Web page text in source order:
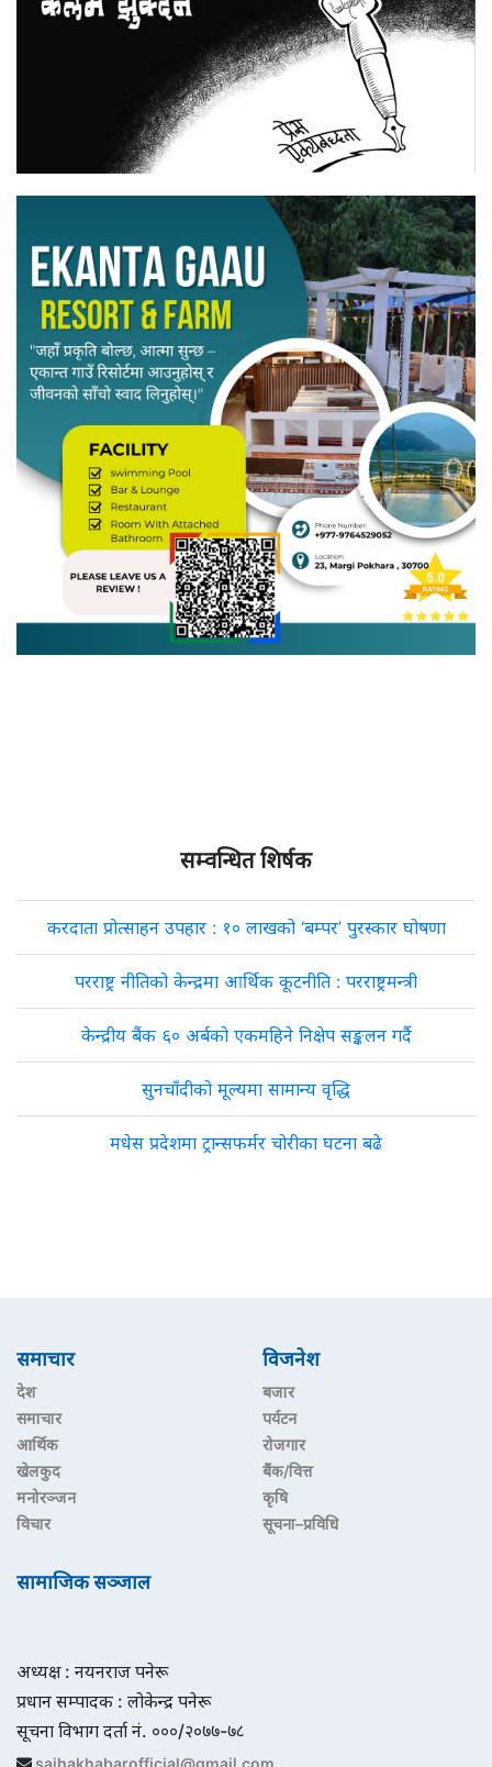
सम्वन्धित शिर्षक
करदाता प्रोत्साहन उपहार : १० लाखको ‘बम्पर’ पुरस्कार घोषणा
परराष्ट्र नीतिको केन्द्रमा आर्थिक कूटनीति : परराष्ट्रमन्त्री
केन्द्रीय बैंक ६० अर्बको एकमहिने निक्षेप सङ्कलन गर्दै
सुनचाँदीको मूल्यमा सामान्य वृद्धि
मधेस प्रदेशमा ट्रान्सफर्मर चोरीका घटना बढे
समाचार
देश
समाचार
आर्थिक
खेलकुद
मनोरञ्जन
विचार
विजनेश
बजार
पर्यटन
रोजगार
बैंक/वित्त
कृषि
सूचना–प्रविधि
सामाजिक सञ्जाल
अध्यक्ष : नयनराज पनेरू
प्रधान सम्पादक : लोकेन्द्र पनेरू
सूचना विभाग दर्ता नं. ०००/२०७७-७८
sajhakhabarofficial@gmail.com